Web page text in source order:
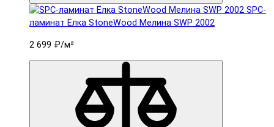
SPC-
ламинат Ëлка StoneWood Мелина SWP 2002
2 699 ₽/м²